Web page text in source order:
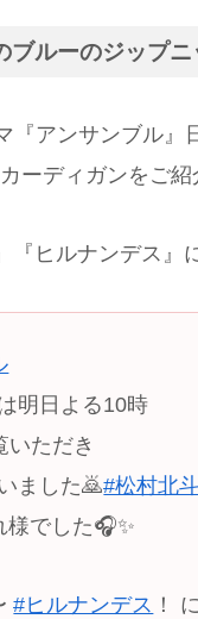
ブルーのジップ
『アンサンブル』
ーディガンをご紹
『ヒルナンデス』
明日よる10時
いただき
ました🙇#松村北
様でした🎧✨
#ヒルナンデス ！